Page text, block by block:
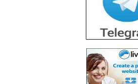
בעניין
בלתי נסבל) -
קרא
סלקום
שביבי אישר
כאן